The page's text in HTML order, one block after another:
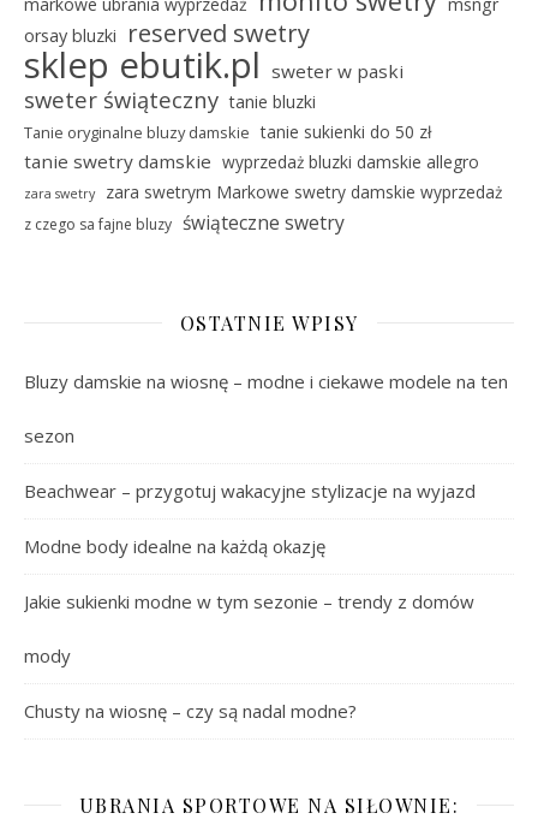
orsay bluzki
reserved swetry
sklep ebutik.pl sweter w paski
sweter świąteczny tanie bluzki
Tanie oryginalne bluzy damskie tanie sukienki do 50 zł
tanie swetry damskie wyprzedaż bluzki damskie allegro
zara swetry zara swetrym Markowe swetry damskie wyprzedaż
z czego sa fajne bluzy świąteczne swetry
OSTATNIE WPISY
Bluzy damskie na wiosnę – modne i ciekawe modele na ten
sezon
Beachwear – przygotuj wakacyjne stylizacje na wyjazd
Modne body idealne na każdą okazję
Jakie sukienki modne w tym sezonie – trendy z domów
mody
Chusty na wiosnę – czy są nadal modne?
UBRANIA SPORTOWE NA SIŁOWNIE: